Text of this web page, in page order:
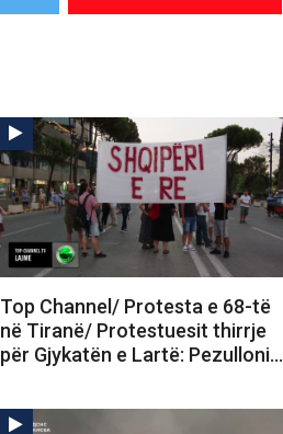
Top Channel/ Protesta e 68-të
në Tiranë/ Protestuesit thirrje
për Gjykatën e Lartë: Pezulloni…